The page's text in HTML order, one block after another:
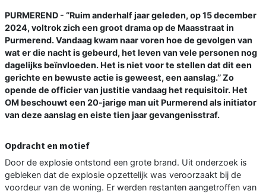
PURMEREND - ‘’Ruim anderhalf jaar geleden, op 15 december
2024, voltrok zich een groot drama op de Maasstraat in
Purmerend. Vandaag kwam naar voren hoe de gevolgen van
wat er die nacht is gebeurd, het leven van vele personen nog
dagelijks beïnvloeden. Het is niet voor te stellen dat dit een
gerichte en bewuste actie is geweest, een aanslag.’’ Zo
opende de officier van justitie vandaag het requisitoir. Het
OM beschouwt een 20-jarige man uit Purmerend als initiator
van deze aanslag en eiste tien jaar gevangenisstraf.
Opdracht en motief
Door de explosie ontstond een grote brand. Uit onderzoek is
gebleken dat de explosie opzettelijk was veroorzaakt bij de
voordeur van de woning. Er werden restanten aangetroffen van